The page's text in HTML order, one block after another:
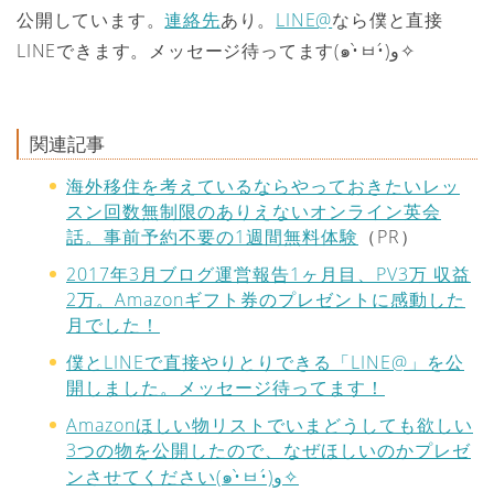
公開しています。連絡先あり。 LINE@なら僕と直接
LINEできます。メッセージ待ってます(๑•̀ㅂ•́)و✧
関連記事
海外移住を考えているならやっておきたいレッ
スン回数無制限のありえないオンライン英会
話。事前予約不要の1週間無料体験 （PR）
2017年3月ブログ運営報告1ヶ月目、PV3万 収益
2万。Amazonギフト券のプレゼントに感動した
月でした！
僕とLINEで直接やりとりできる「LINE@」を公
開しました。メッセージ待ってます！
Amazonほしい物リストでいまどうしても欲しい
3つの物を公開したので、なぜほしいのかプレゼ
ンさせてください(๑•̀ㅂ•́)و✧